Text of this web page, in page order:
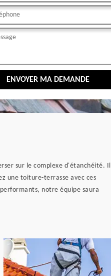
sur le complexe d'étanchéité. Il
une toiture-terrasse avec ces
notre équipe saura